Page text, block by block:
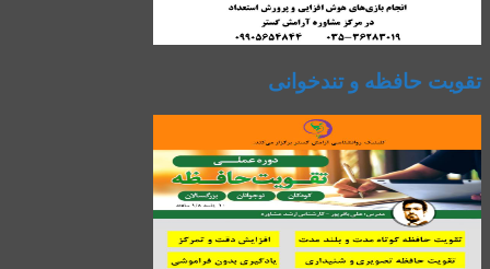
تقویت حافظه و تندخوانی